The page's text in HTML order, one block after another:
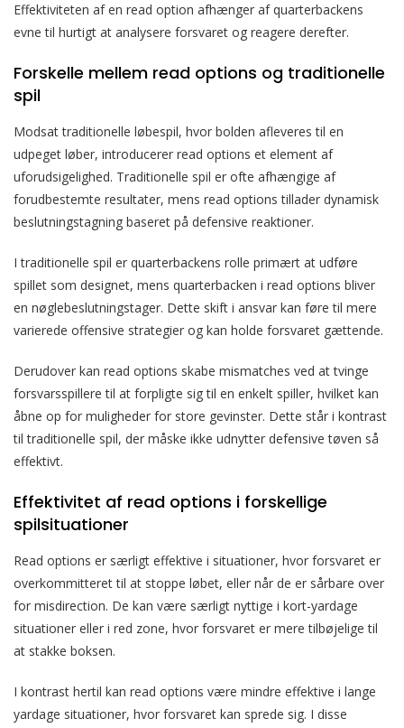
Effektiviteten af en read option afhænger af quarterbackens
evne til hurtigt at analysere forsvaret og reagere derefter.
Forskelle mellem read options og traditionelle
spil
Modsat traditionelle løbespil, hvor bolden afleveres til en
udpeget løber, introducerer read options et element af
uforudsigelighed. Traditionelle spil er ofte afhængige af
forudbestemte resultater, mens read options tillader dynamisk
beslutningstagning baseret på defensive reaktioner.
I traditionelle spil er quarterbackens rolle primært at udføre
spillet som designet, mens quarterbacken i read options bliver
en nøglebeslutningstager. Dette skift i ansvar kan føre til mere
varierede offensive strategier og kan holde forsvaret gættende.
Derudover kan read options skabe mismatches ved at tvinge
forsvarsspillere til at forpligte sig til en enkelt spiller, hvilket kan
åbne op for muligheder for store gevinster. Dette står i kontrast
til traditionelle spil, der måske ikke udnytter defensive tøven så
effektivt.
Effektivitet af read options i forskellige
spilsituationer
Read options er særligt effektive i situationer, hvor forsvaret er
overkommitteret til at stoppe løbet, eller når de er sårbare over
for misdirection. De kan være særligt nyttige i kort-yardage
situationer eller i red zone, hvor forsvaret er mere tilbøjelige til
at stakke boksen.
I kontrast hertil kan read options være mindre effektive i lange
yardage situationer, hvor forsvaret kan sprede sig. I disse